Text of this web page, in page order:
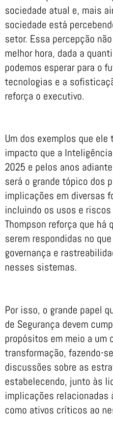
sociedade atual e, mais
sociedade está
setor. Essa percepção
melhor hora, dada a
podemos esperar para o
tecnologias e a
reforça o executivo.
Um dos exemplos que
impacto que a
2025 e pelos anos
será o grande tópico dos
implicações em diversas
incluindo os usos e
Thompson reforça que
serem respondidas no
governança e
nesses sistemas.
Por isso, o grande papel
de Segurança devem
propósitos em meio a um
transformação, fazendo-
discussões sobre as
estabelecendo, junto às
implicações relacionadas
como ativos críticos ao